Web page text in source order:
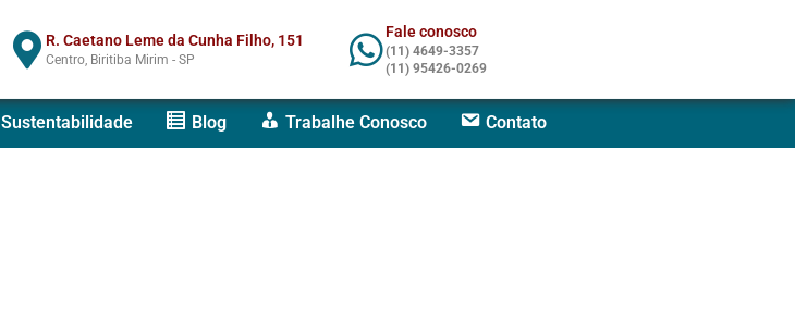
R. Caetano Leme da Cunha Filho, 151
Centro, Biritiba Mirim - SP
Fale conosco
(11) 4649-3357
(11) 95426-0269
Sustentabilidade Blog Trabalhe Conosco Contato